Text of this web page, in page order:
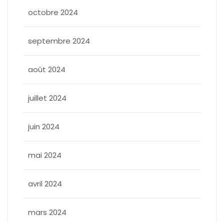
octobre 2024
septembre 2024
août 2024
juillet 2024
juin 2024
mai 2024
avril 2024
mars 2024